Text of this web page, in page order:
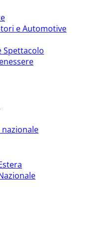
e Automotive
Spettacolo
nazionale